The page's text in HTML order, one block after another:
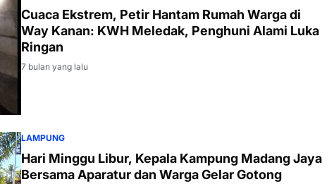
Cuaca Ekstrem, Petir Hantam Rumah Warga di
Way Kanan: KWH Meledak, Penghuni Alami Luka
Ringan
7 bulan yang lalu
LAMPUNG
Hari Minggu Libur, Kepala Kampung Madang Jaya
Bersama Aparatur dan Warga Gelar Gotong